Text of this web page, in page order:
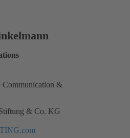
Communication &
& Co. KG